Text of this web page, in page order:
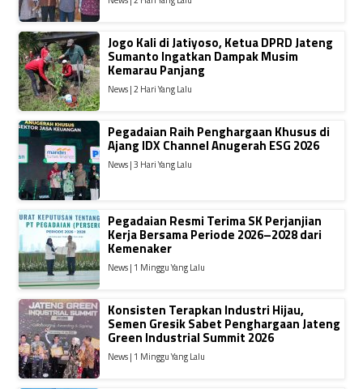
Jogo Kali di Jatiyoso, Ketua DPRD Jateng
Sumanto Ingatkan Dampak Musim
Kemarau Panjang
News | 2 Hari Yang Lalu
Pegadaian Raih Penghargaan Khusus di
Ajang IDX Channel Anugerah ESG 2026
News | 3 Hari Yang Lalu
Pegadaian Resmi Terima SK Perjanjian
Kerja Bersama Periode 2026–2028 dari
Kemenaker
News | 1 Minggu Yang Lalu
Konsisten Terapkan Industri Hijau,
Semen Gresik Sabet Penghargaan Jateng
Green Industrial Summit 2026
News | 1 Minggu Yang Lalu